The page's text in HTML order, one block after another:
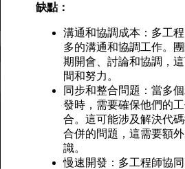
缺點：
溝通和協調成本：多工
多的溝通和協調工作。
期開會、討論和協調，
間和努力。
同步和整合問題：當多
發時，需要確保他們的
合。這可能涉及解決代
合併的問題，這需要額
識。
慢速開發：多工程師協